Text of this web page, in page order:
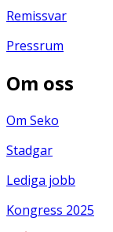
Remissvar
Pressrum
Om oss
Om Seko
Stadgar
Lediga jobb
Kongress 2025